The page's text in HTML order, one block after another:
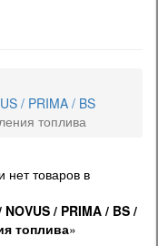
/ PRIMA / BS
топлива
нет товаров в
/ PRIMA / BS /
топлива»